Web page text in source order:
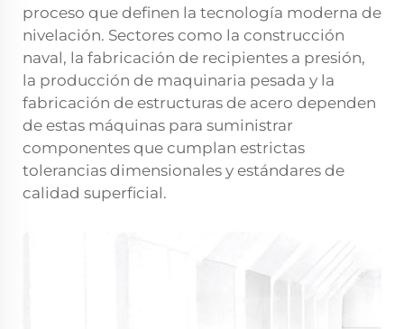
proceso que definen la tecnología moderna de
nivelación. Sectores como la construcción
naval, la fabricación de recipientes a presión,
la producción de maquinaria pesada y la
fabricación de estructuras de acero dependen
de estas máquinas para suministrar
componentes que cumplan estrictas
tolerancias dimensionales y estándares de
calidad superficial.